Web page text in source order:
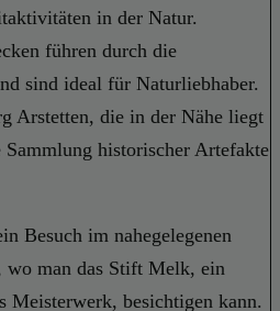
in der Natur.
führen durch die
sind ideal für Naturliebhaber.
Arstetten, die in der Nähe liegt
Sammlung historischer Artefakte
Besuch im nahegelegenen
man das Stift Melk, ein
Meisterwerk, besichtigen kann.